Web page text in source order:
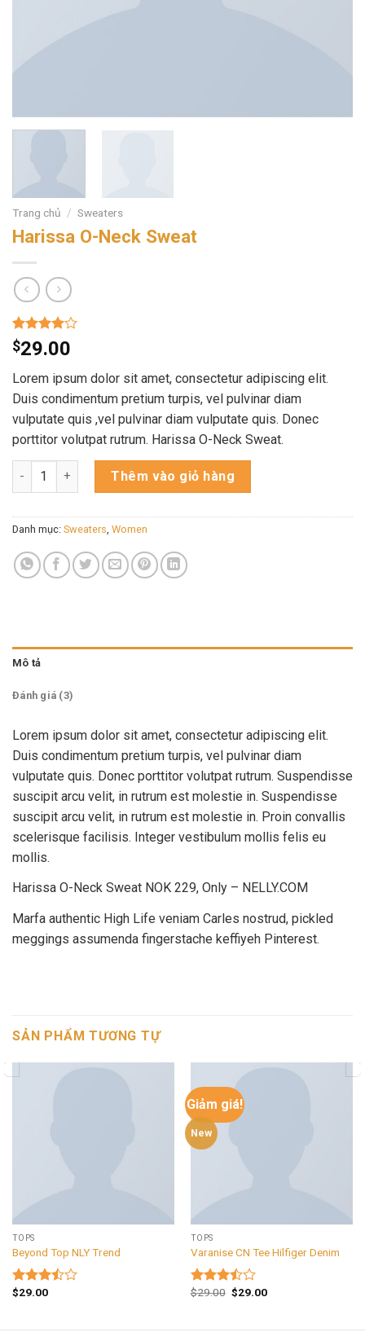
Trang chủ / Sweaters
Harissa O-Neck Sweat
4.00trên
5 dựa
3
giá
$29.00
Lorem ipsum dolor sit amet, consectetur adipiscing elit.
Duis condimentum pretium turpis, vel pulvinar diam
vulputate quis ,vel pulvinar diam vulputate quis. Donec
porttitor volutpat rutrum. Harissa O-Neck Sweat.
Harissa O-Neck Sweat số lượng
Thêm vào giỏ hàng
Danh mục: Sweaters Women
Mô tả
Đánh giá (3)
Lorem ipsum dolor sit amet, consectetur adipiscing elit.
Duis condimentum pretium turpis, vel pulvinar diam
vulputate quis. Donec porttitor volutpat rutrum. Suspendisse
suscipit arcu velit, in rutrum est molestie in. Suspendisse
suscipit arcu velit, in rutrum est molestie in. Proin convallis
scelerisque facilisis. Integer vestibulum mollis felis eu
mollis.
Harissa O-Neck Sweat NOK 229, Only – NELLY.COM
Marfa authentic High Life veniam Carles nostrud, pickled
meggings assumenda fingerstache keffiyeh Pinterest.
SẢN PHẨM TƯƠNG TỰ
TOPS
Beyond Top NLY Trend
Được
3.505
$29.00
Giảm giá!
New
TOPS
Varanise CN Tee Hilfiger Denim
Được
3.505
$29.00 $29.00